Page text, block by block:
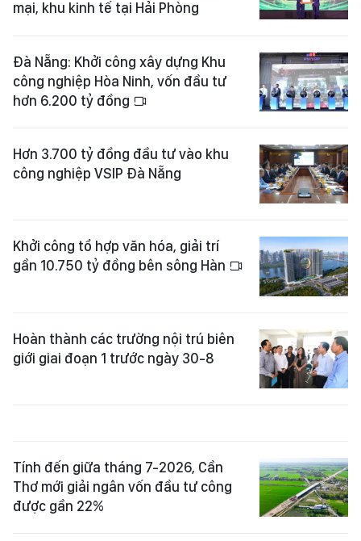
mại, khu kinh tế tại Hải Phòng
Đà Nẵng: Khởi công xây dựng Khu
công nghiệp Hòa Ninh, vốn đầu tư
hơn 6.200 tỷ đồng
Hơn 3.700 tỷ đồng đầu tư vào khu
công nghiệp VSIP Đà Nẵng
Khởi công tổ hợp văn hóa, giải trí
gần 10.750 tỷ đồng bên sông Hàn
Hoàn thành các trường nội trú biên
giới giai đoạn 1 trước ngày 30-8
Tính đến giữa tháng 7-2026, Cần
Thơ mới giải ngân vốn đầu tư công
được gần 22%